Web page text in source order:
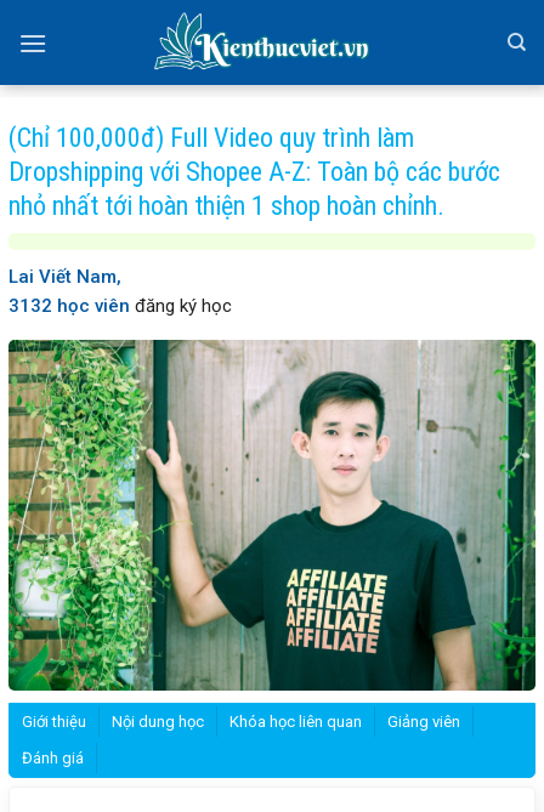
(Chỉ 100,000đ) Full Video quy trình làm
Dropshipping với Shopee A-Z: Toàn bộ các bước
nhỏ nhất tới hoàn thiện 1 shop hoàn chỉnh.
Lai Viết Nam,
3132 học viên đăng ký học
Giới thiệu Nội dung học Khóa học liên quan
Giảng viên
Đánh giá